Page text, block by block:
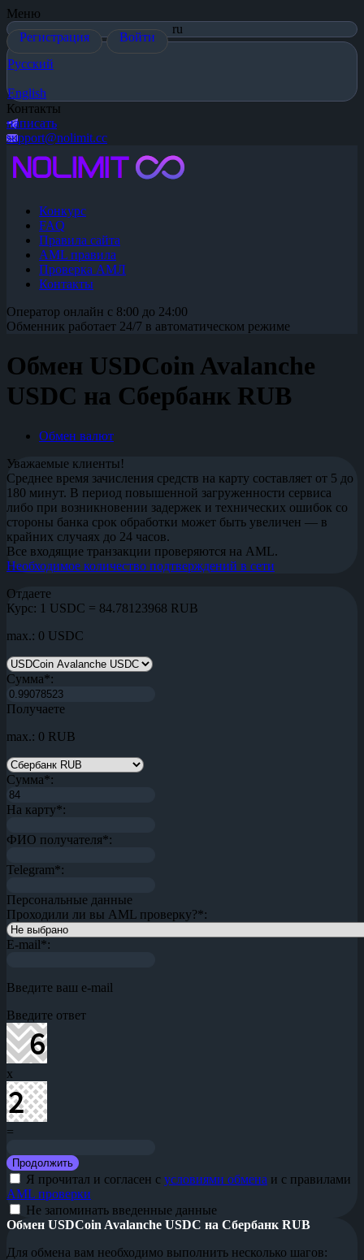
Меню
Регистрация
Войти
ru
Русский
English
Контакты
написать
support@nolimit.cc
Конкурс
FAQ
Правила сайта
AML правила
Проверка АМЛ
Контакты
Оператор онлайн с 8:00 до 24:00
Обменник работает 24/7 в автоматическом режиме
Обмен USDCoin Avalanche
USDC на Сбербанк RUB
Обмен валют
Уважаемые клиенты!
Среднее время зачисления средств на карту составляет от 5 до
180 минут. В период повышенной загруженности сервиса
либо при возникновении задержек и технических ошибок со
стороны банка срок обработки может быть увеличен — в
крайних случаях до 24 часов.
Все входящие транзакции проверяются на AML.
Необходимое количество подтверждений в сети
Отдаете
Курс: 1 USDC = 84.78123968 RUB
max.: 0 USDC
Сумма*:
Получаете
max.: 0 RUB
Сумма*:
На карту*:
ФИО получателя*:
Telegram*:
Персональные данные
Проходили ли вы AML проверку?*:
E-mail*:
Введите ваш e-mail
Введите ответ
x
=
Я прочитал и согласен с условиями обмена и с правилами
AML проверки
Не запоминать введенные данные
Обмен USDCoin Avalanche USDC на Сбербанк RUB
Для обмена вам необходимо выполнить несколько шагов: